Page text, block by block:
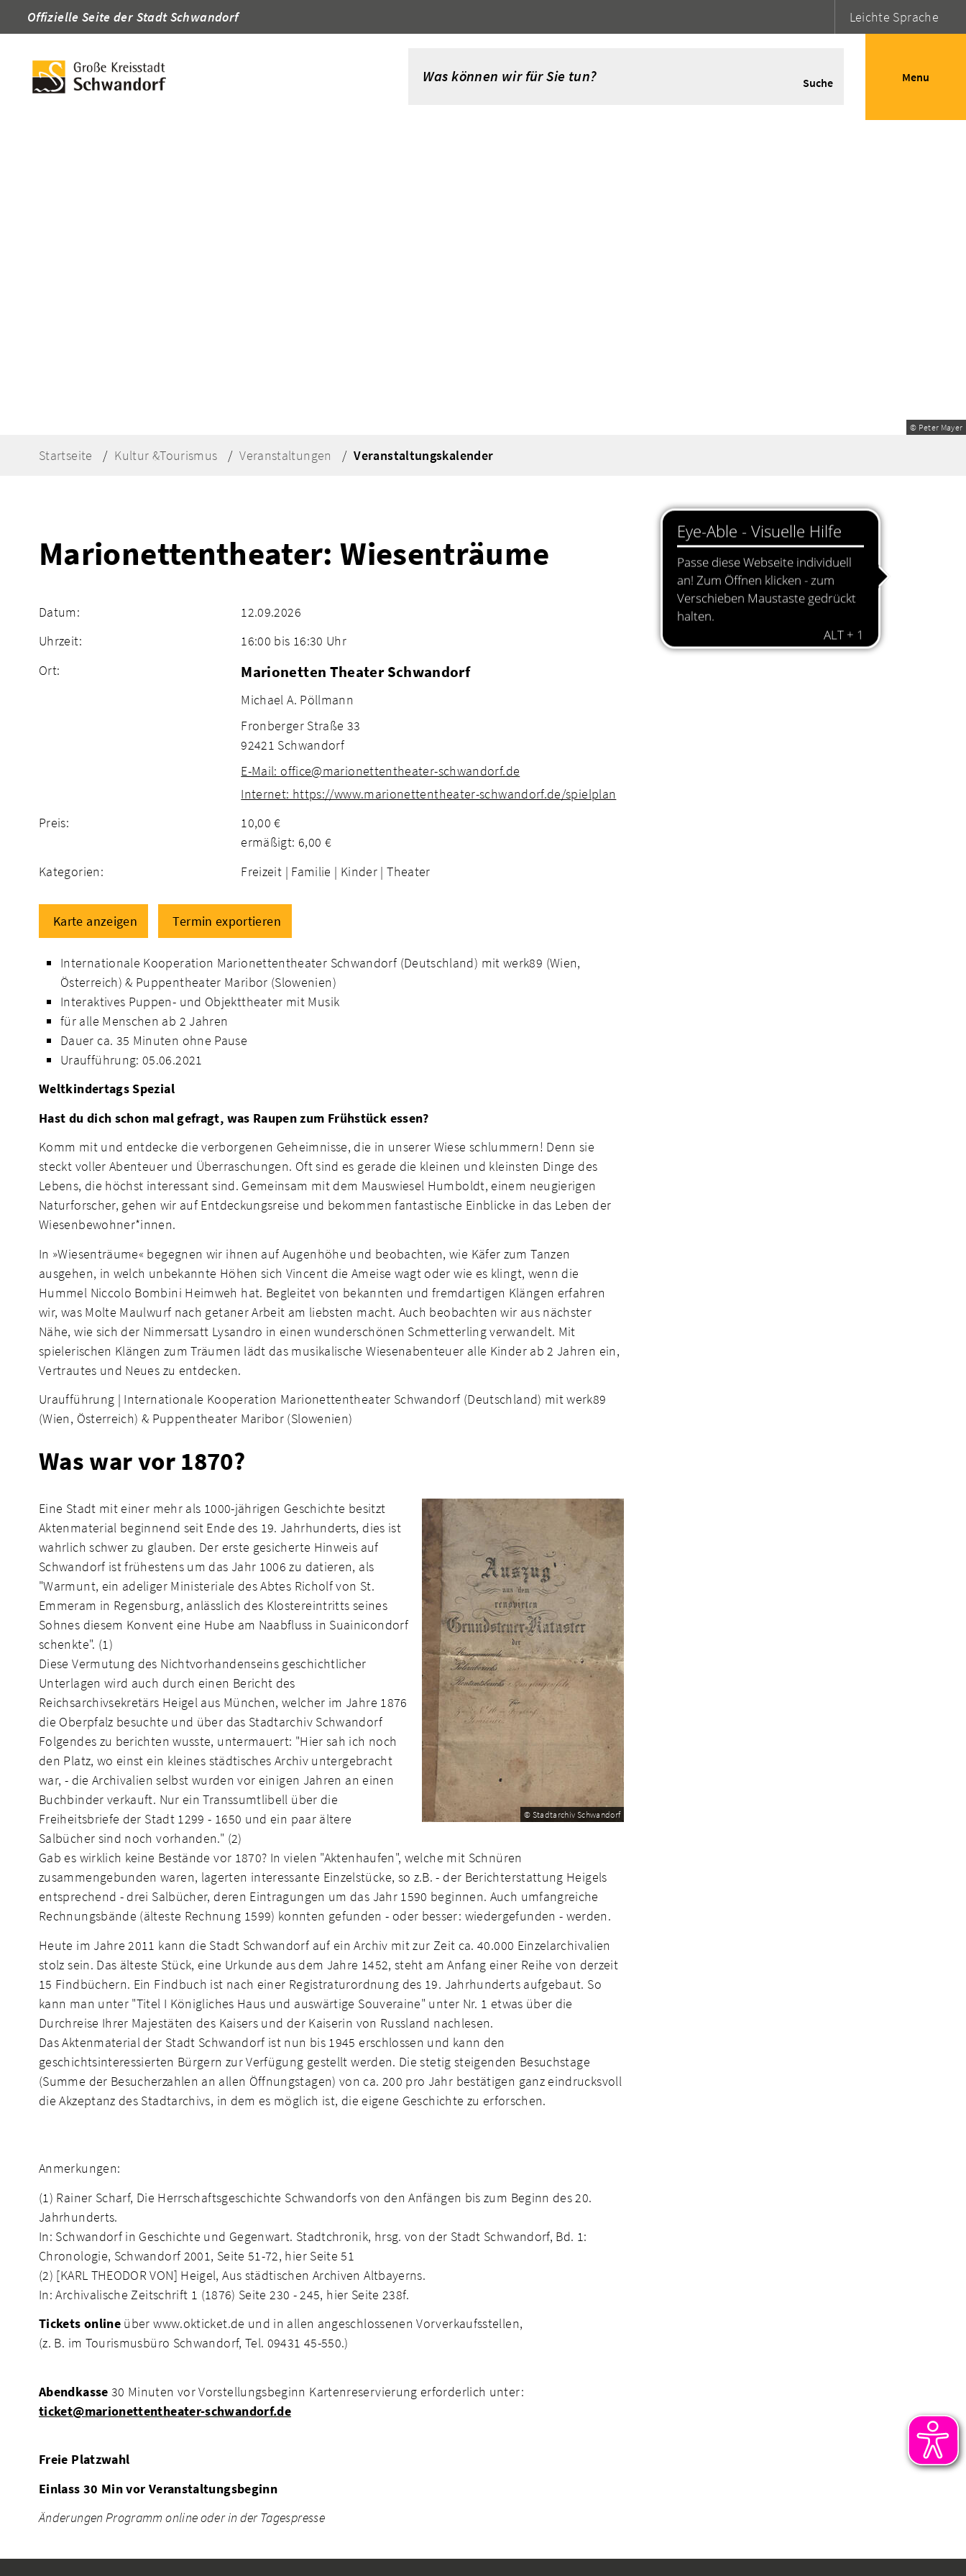
Offizielle Seite der Stadt Schwandorf Leichte Sprache
Suche Menu
© Peter Mayer
Startseite Kultur &Tourismus Veranstaltungen Veranstaltungskalender
Marionettentheater: Wiesenträume
Datum:
12.09.2026
Uhrzeit:
16:00 bis 16:30 Uhr
Ort:
Marionetten Theater Schwandorf
Michael A. Pöllmann
Fronberger Straße 33
92421 Schwandorf
E-Mail: office@marionettentheater-schwandorf.de
Internet: https://www.marionettentheater-schwandorf.de/spielplan
Preis:
10,00 €
ermäßigt: 6,00 €
Kategorien:
Freizeit | Familie | Kinder | Theater
Karte anzeigen Termin exportieren
Internationale Kooperation Marionettentheater Schwandorf (Deutschland) mit werk89 (Wien,
Österreich) & Puppentheater Maribor (Slowenien)
Interaktives Puppen- und Objekttheater mit Musik
für alle Menschen ab 2 Jahren
Dauer ca. 35 Minuten ohne Pause
Uraufführung: 05.06.2021
Weltkindertags Spezial
Hast du dich schon mal gefragt, was Raupen zum Frühstück essen?
Komm mit und entdecke die verborgenen Geheimnisse, die in unserer Wiese schlummern! Denn sie
steckt voller Abenteuer und Überraschungen. Oft sind es gerade die kleinen und kleinsten Dinge des
Lebens, die höchst interessant sind. Gemeinsam mit dem Mauswiesel Humboldt, einem neugierigen
Naturforscher, gehen wir auf Entdeckungsreise und bekommen fantastische Einblicke in das Leben der
Wiesenbewohner*innen.
In »Wiesenträume« begegnen wir ihnen auf Augenhöhe und beobachten, wie Käfer zum Tanzen
ausgehen, in welch unbekannte Höhen sich Vincent die Ameise wagt oder wie es klingt, wenn die
Hummel Niccolo Bombini Heimweh hat. Begleitet von bekannten und fremdartigen Klängen erfahren
wir, was Molte Maulwurf nach getaner Arbeit am liebsten macht. Auch beobachten wir aus nächster
Nähe, wie sich der Nimmersatt Lysandro in einen wunderschönen Schmetterling verwandelt. Mit
spielerischen Klängen zum Träumen lädt das musikalische Wiesenabenteuer alle Kinder ab 2 Jahren ein,
Vertrautes und Neues zu entdecken.
Uraufführung | Internationale Kooperation Marionettentheater Schwandorf (Deutschland) mit werk89
(Wien, Österreich) & Puppentheater Maribor (Slowenien)
Was war vor 1870?
© Stadtarchiv Schwandorf
Eine Stadt mit einer mehr als 1000-jährigen Geschichte besitzt
Aktenmaterial beginnend seit Ende des 19. Jahrhunderts, dies ist
wahrlich schwer zu glauben. Der erste gesicherte Hinweis auf
Schwandorf ist frühestens um das Jahr 1006 zu datieren, als
"Warmunt, ein adeliger Ministeriale des Abtes Richolf von St.
Emmeram in Regensburg, anlässlich des Klostereintritts seines
Sohnes diesem Konvent eine Hube am Naabfluss in Suainicondorf
schenkte". (1)
Diese Vermutung des Nichtvorhandenseins geschichtlicher
Unterlagen wird auch durch einen Bericht des
Reichsarchivsekretärs Heigel aus München, welcher im Jahre 1876
die Oberpfalz besuchte und über das Stadtarchiv Schwandorf
Folgendes zu berichten wusste, untermauert: "Hier sah ich noch
den Platz, wo einst ein kleines städtisches Archiv untergebracht
war, - die Archivalien selbst wurden vor einigen Jahren an einen
Buchbinder verkauft. Nur ein Transsumtlibell über die
Freiheitsbriefe der Stadt 1299 - 1650 und ein paar ältere
Salbücher sind noch vorhanden." (2)
Gab es wirklich keine Bestände vor 1870? In vielen "Aktenhaufen", welche mit Schnüren
zusammengebunden waren, lagerten interessante Einzelstücke, so z.B. - der Berichterstattung Heigels
entsprechend - drei Salbücher, deren Eintragungen um das Jahr 1590 beginnen. Auch umfangreiche
Rechnungsbände (älteste Rechnung 1599) konnten gefunden - oder besser: wiedergefunden - werden.
Heute im Jahre 2011 kann die Stadt Schwandorf auf ein Archiv mit zur Zeit ca. 40.000 Einzelarchivalien
stolz sein. Das älteste Stück, eine Urkunde aus dem Jahre 1452, steht am Anfang einer Reihe von derzeit
15 Findbüchern. Ein Findbuch ist nach einer Registraturordnung des 19. Jahrhunderts aufgebaut. So
kann man unter "Titel I Königliches Haus und auswärtige Souveraine" unter Nr. 1 etwas über die
Durchreise Ihrer Majestäten des Kaisers und der Kaiserin von Russland nachlesen.
Das Aktenmaterial der Stadt Schwandorf ist nun bis 1945 erschlossen und kann den
geschichtsinteressierten Bürgern zur Verfügung gestellt werden. Die stetig steigenden Besuchstage
(Summe der Besucherzahlen an allen Öffnungstagen) von ca. 200 pro Jahr bestätigen ganz eindrucksvoll
die Akzeptanz des Stadtarchivs, in dem es möglich ist, die eigene Geschichte zu erforschen.
Anmerkungen:
(1) Rainer Scharf, Die Herrschaftsgeschichte Schwandorfs von den Anfängen bis zum Beginn des 20.
Jahrhunderts.
In: Schwandorf in Geschichte und Gegenwart. Stadtchronik, hrsg. von der Stadt Schwandorf, Bd. 1:
Chronologie, Schwandorf 2001, Seite 51-72, hier Seite 51
(2) [KARL THEODOR VON] Heigel, Aus städtischen Archiven Altbayerns.
In: Archivalische Zeitschrift 1 (1876) Seite 230 - 245, hier Seite 238f.
Tickets online über www.okticket.de und in allen angeschlossenen Vorverkaufsstellen,
(z. B. im Tourismusbüro Schwandorf, Tel. 09431 45-550.)
Abendkasse 30 Minuten vor Vorstellungsbeginn Kartenreservierung erforderlich unter:
ticket@marionettentheater-schwandorf.de
Freie Platzwahl
Einlass 30 Min vor Veranstaltungsbeginn
Änderungen Programm online oder in der Tagespresse